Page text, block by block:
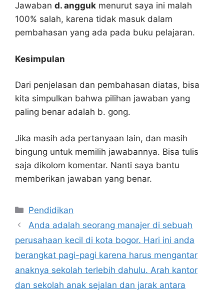
Jawaban d. angguk menurut saya ini malah
100% salah, karena tidak masuk dalam
pembahasan yang ada pada buku pelajaran.
Kesimpulan
Dari penjelasan dan pembahasan diatas, bisa
kita simpulkan bahwa pilihan jawaban yang
paling benar adalah b. gong.
Jika masih ada pertanyaan lain, dan masih
bingung untuk memilih jawabannya. Bisa tulis
saja dikolom komentar. Nanti saya bantu
memberikan jawaban yang benar.
Kategori
Pendidikan
Anda adalah seorang manajer di sebuah
perusahaan kecil di kota bogor. Hari ini anda
berangkat pagi-pagi karena harus mengantar
anaknya sekolah terlebih dahulu. Arah kantor
dan sekolah anak sejalan dan jarak antara